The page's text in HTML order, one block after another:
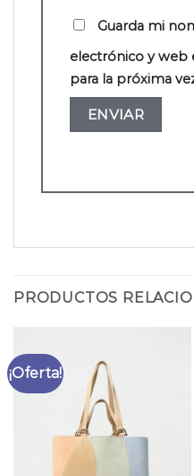
Guarda mi
electrónico y web
para la próxima
PRODUCTOS
¡Oferta!